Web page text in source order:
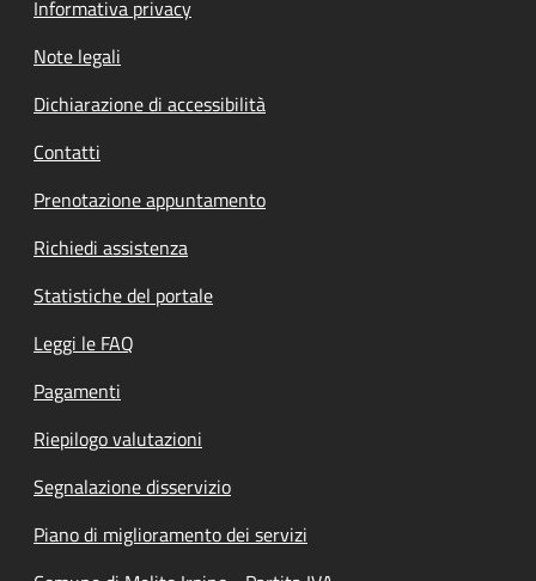
Informativa privacy
Note legali
Dichiarazione di accessibilità
Contatti
Prenotazione appuntamento
Richiedi assistenza
Statistiche del portale
Leggi le FAQ
Pagamenti
Riepilogo valutazioni
Segnalazione disservizio
Piano di miglioramento dei servizi